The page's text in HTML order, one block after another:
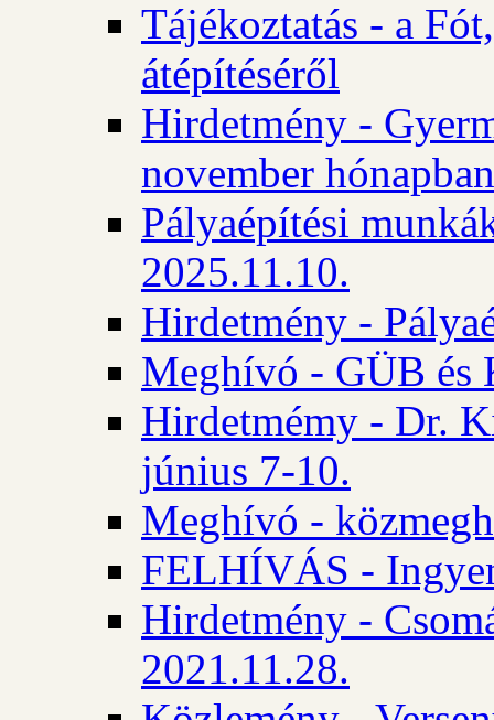
Tájékoztatás - a
átépítéséről
Hirdetmény -
november hónapban
Pályaépítési
2025.11.10.
Hirdetmény -
Meghívó - GÜB és
Hirdetmémy - Dr.
június 7-10.
Meghívó -
FELHÍVÁS -
Hirdetmény -
2021.11.28.